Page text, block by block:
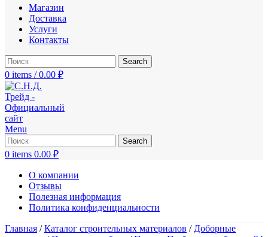
Магазин
Доставка
Услуги
Контакты
Search
0 items / 0.00 ₽
Menu
Search
0 items 0.00 ₽
О компании
Отзывы
Полезная информация
Политика конфиденциальности
Главная /Каталог строительных материалов / Доборные